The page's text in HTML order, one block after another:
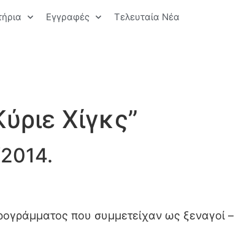
Εγγραφές Τελευταία Νέα
Χίγκς”
που συμμετείχαν ως ξεναγοί –